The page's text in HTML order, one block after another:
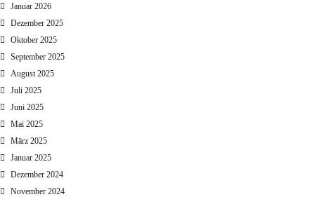
Januar 2026
Dezember 2025
Oktober 2025
September 2025
August 2025
Juli 2025
Juni 2025
Mai 2025
März 2025
Januar 2025
Dezember 2024
November 2024